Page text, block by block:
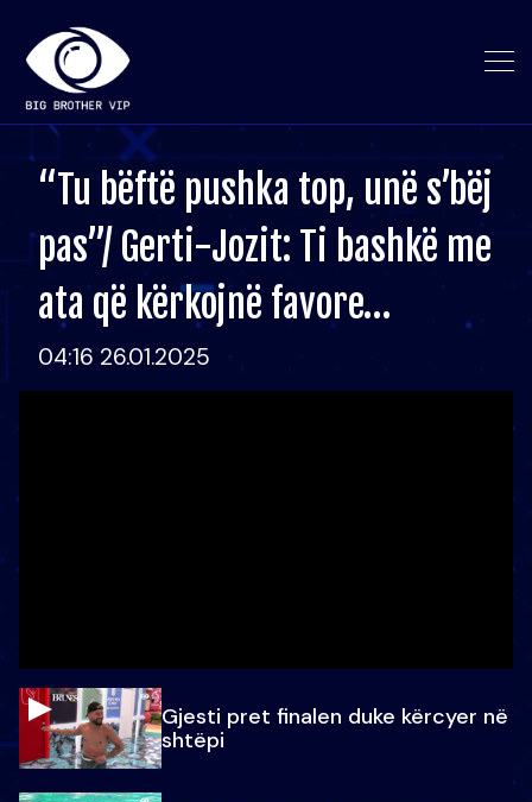
“Tu bëftë pushka top, unë s’bëj
pas”/ Gerti-Jozit: Ti bashkë me
ata që kërkojnë favore…
04:16 26.01.2025
Gjesti pret finalen duke kërcyer në
shtëpi